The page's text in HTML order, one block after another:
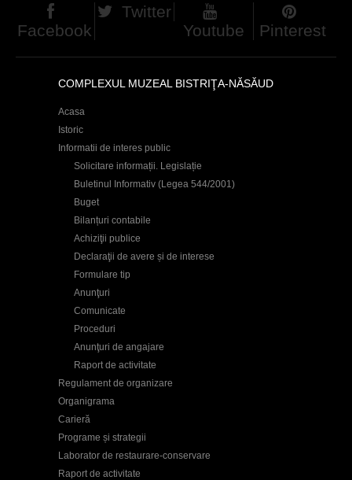
Facebook
Twitter
Youtube
Pinterest
COMPLEXUL MUZEAL BISTRIŢA-NĂSĂUD
Acasa
Istoric
Informatii de interes public
Solicitare informații. Legislație
Buletinul Informativ (Legea 544/2001)
Buget
Bilanțuri contabile
Achiziţii publice
Declaraţii de avere și de interese
Formulare tip
Anunţuri
Comunicate
Proceduri
Anunţuri de angajare
Raport de activitate
Regulament de organizare
Organigrama
Carieră
Programe și strategii
Laborator de restaurare-conservare
Raport de activitate